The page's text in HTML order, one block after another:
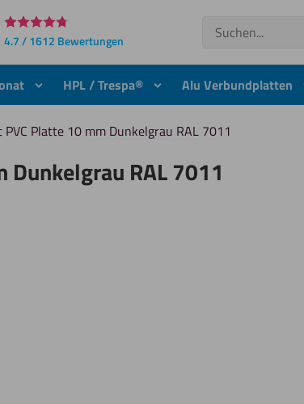
4.7 / 1612 Bewertungen
Suchen
HPL / Trespa® Alu Verbundplatten
PVC Platte 10 mm Dunkelgrau RAL 7011
Dunkelgrau RAL 7011